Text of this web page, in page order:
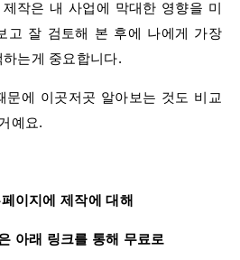
작은 내 사업에 막대한 영향을 미
고 잘 검토해 본 후에 나에게 가장
는게 중요합니다​.
문에 이곳저곳 알아보는 것도 비교
예요.
이지에 제작에 대해
아래 링크를 통해 무료로